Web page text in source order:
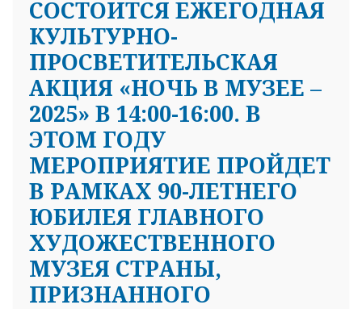
СОСТОИТСЯ ЕЖЕГОДНАЯ
КУЛЬТУРНО-
ПРОСВЕТИТЕЛЬСКАЯ
АКЦИЯ «НОЧЬ В МУЗЕЕ –
2025» В 14:00-16:00. В
ЭТОМ ГОДУ
МЕРОПРИЯТИЕ ПРОЙДЕТ
В РАМКАХ 90-ЛЕТНЕГО
ЮБИЛЕЯ ГЛАВНОГО
ХУДОЖЕСТВЕННОГО
МУЗЕЯ СТРАНЫ,
ПРИЗНАННОГО